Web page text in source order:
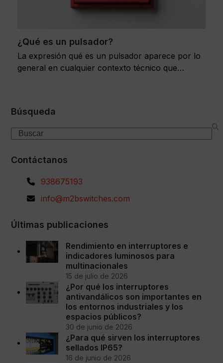
¿Qué es un pulsador?
La expresión qué es un pulsador aparece por lo
general en cualquier contexto técnico que…
Búsqueda
Search
Contáctanos
938675193
info@m2bswitches.com
Últimas publicaciones
Rendimiento en interruptores e
indicadores luminosos para
multinacionales
15 de julio de 2026
¿Por qué los interruptores
antivandálicos son importantes en
los entornos industriales y los
espacios públicos?
30 de junio de 2026
¿Para qué sirven los interruptores
sellados IP65?
16 de junio de 2026